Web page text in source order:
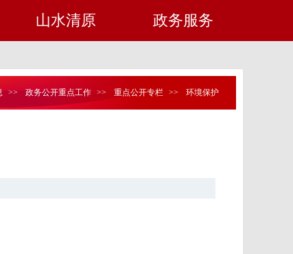
山水清原 政务服务
>> 政务公开重点工作 >> 重点公开专栏 >> 环境保护